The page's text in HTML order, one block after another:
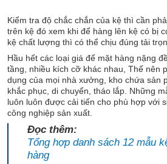
Kiểm tra độ chắc chắn của kệ thì cần
trên kệ đó xem khi để hàng lên kệ có bị
kệ chất lượng thì có thể chịu đúng tải
Hầu hết các loại giá để mặt hàng nặng
tầng, nhiều kích cỡ khác nhau, Thế nên
dụng của mọi nhà xưởng, kho chứa sản
khắc phục, di chuyển, tháo lắp. Những
luôn luôn được cải tiến cho phù hợp với
công nghiệp sản xuất.
Đọc thêm:
Tổng hợp danh sách 12 mẫu
hàng